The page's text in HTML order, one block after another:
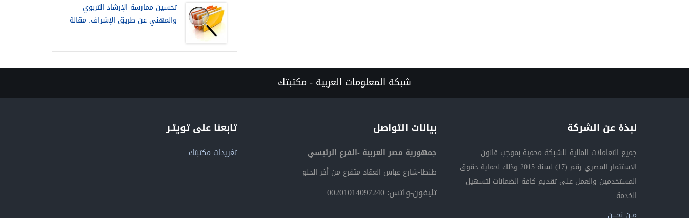
تحسين ممارسة الإرشاد التربوي
والمهني عن طريق الإشراف: مقالة
شبكة المعلومات العربية - مكتبتك
نبذة عن الشركة
جميع التعاملات المالية للشبكة محمية بموجب قانون
الاستثمار المصري رقم (17) لسنة 2015 وذلك لحماية حقوق
المستخدمين والعمل على تقديم كافة الضمانات لتسهيل
الخدمة.
مــن نحــــن
بيانات التواصل
جمهورية مصر العربية -الفرع الرئيسي
طنطا-شارع عباس العقاد متفرع من أخر الحلو
تليفون-واتس: 00201014097240
تابعنا على تويتـر
تغريدات مكتبتك